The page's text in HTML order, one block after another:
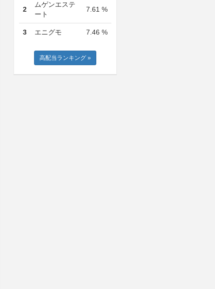
2
ムゲンエステ
ート
7.61 %
3 エニグモ 7.46 %
高配当ランキング »